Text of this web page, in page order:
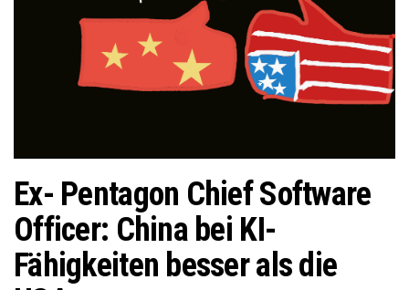
Ex- Pentagon Chief Software
Officer: China bei KI-
Fähigkeiten besser als die